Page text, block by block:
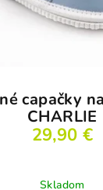
capačky
CHARLIE
29,90 €
Skladom